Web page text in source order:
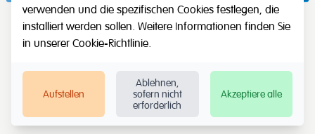
verwenden und die spezifischen Cookies festlegen, die
installiert werden sollen. Weitere Informationen finden Sie
in unserer Cookie-Richtlinie.
Aufstellen
Ablehnen,
sofern nicht
erforderlich
Akzeptiere alle